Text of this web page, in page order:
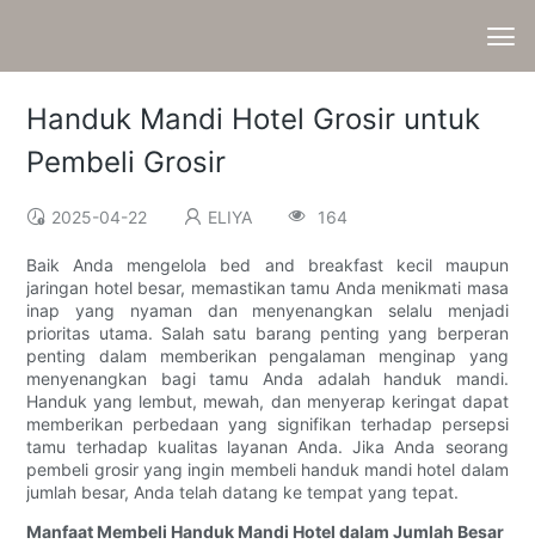
Handuk Mandi Hotel Grosir untuk
Pembeli Grosir
2025-04-22 ELIYA 164
Baik Anda mengelola bed and breakfast kecil maupun
jaringan hotel besar, memastikan tamu Anda menikmati masa
inap yang nyaman dan menyenangkan selalu menjadi
prioritas utama. Salah satu barang penting yang berperan
penting dalam memberikan pengalaman menginap yang
menyenangkan bagi tamu Anda adalah handuk mandi.
Handuk yang lembut, mewah, dan menyerap keringat dapat
memberikan perbedaan yang signifikan terhadap persepsi
tamu terhadap kualitas layanan Anda. Jika Anda seorang
pembeli grosir yang ingin membeli handuk mandi hotel dalam
jumlah besar, Anda telah datang ke tempat yang tepat.
Manfaat Membeli Handuk Mandi Hotel dalam Jumlah Besar